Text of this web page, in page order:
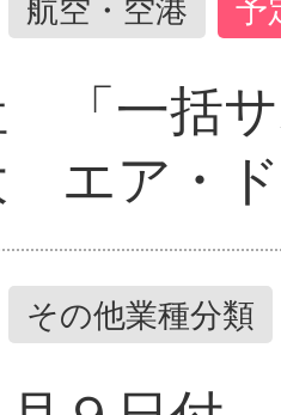
航空・空港 予
「一括
エア・
その他業種分類